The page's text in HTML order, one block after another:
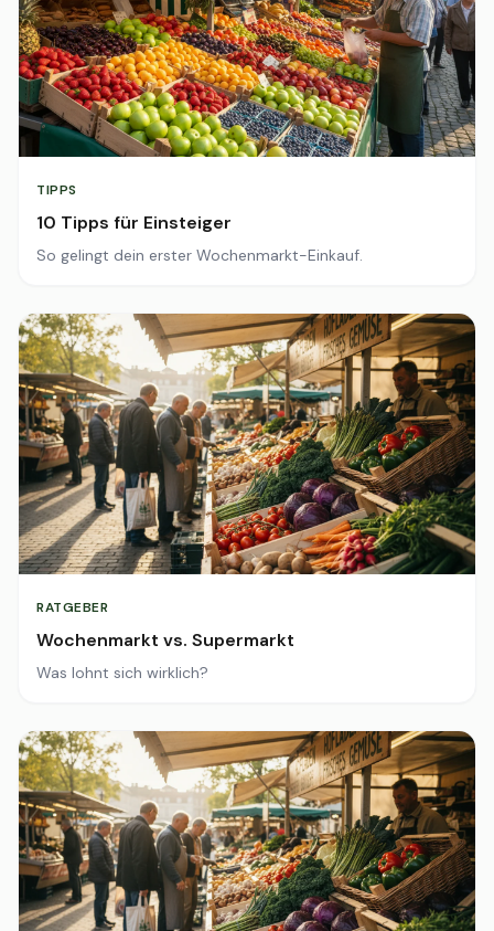
TIPPS
10 Tipps für Einsteiger
So gelingt dein erster Wochenmarkt-Einkauf.
RATGEBER
Wochenmarkt vs. Supermarkt
Was lohnt sich wirklich?